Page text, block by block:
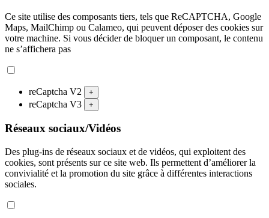
Ce site utilise des composants tiers, tels que ReCAPTCHA, Google
Maps, MailChimp ou Calameo, qui peuvent déposer des cookies sur
votre machine. Si vous décider de bloquer un composant, le contenu
ne s’affichera pas
reCaptcha V2 +
reCaptcha V3 +
Réseaux sociaux/Vidéos
Des plug-ins de réseaux sociaux et de vidéos, qui exploitent des
cookies, sont présents sur ce site web. Ils permettent d’améliorer la
convivialité et la promotion du site grâce à différentes interactions
sociales.